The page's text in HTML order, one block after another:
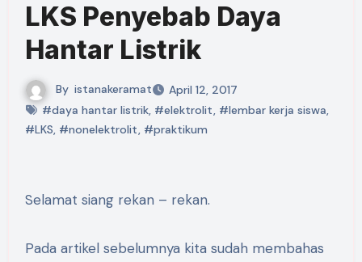
LKS Penyebab Daya
Hantar Listrik
By istanakeramat
April 12, 2017
#daya hantar listrik, #elektrolit, #lembar kerja siswa,
#LKS, #nonelektrolit, #praktikum
Selamat siang rekan – rekan.
Pada artikel sebelumnya kita sudah membahas